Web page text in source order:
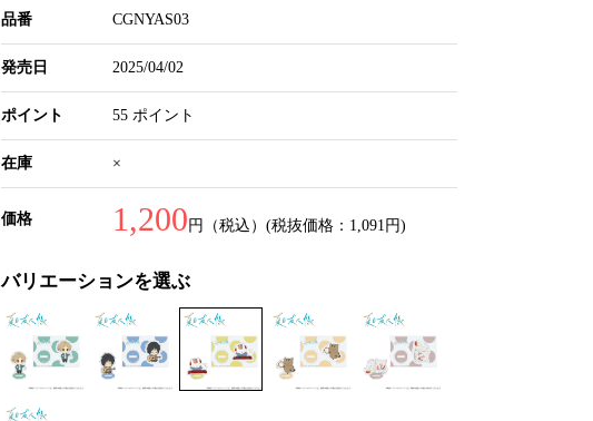
品番 CGNYAS03
発売日 2025/04/02
ポイント 55 ポイント
在庫 ×
価格 1,200 円（税込）(税抜価格：1,091円)
バリエーションを選ぶ